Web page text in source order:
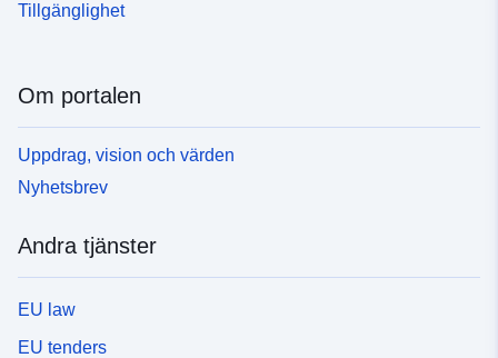
Tillgänglighet
Om portalen
Uppdrag, vision och värden
Nyhetsbrev
Andra tjänster
EU law
EU tenders